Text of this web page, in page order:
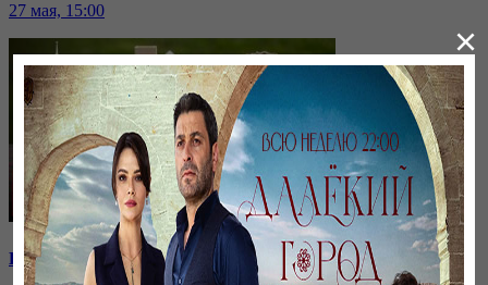
27 мая, 15:00
Новая социальная политика
×